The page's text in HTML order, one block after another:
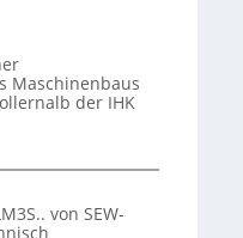
Maschinenbaus
der IHK
von SEW-